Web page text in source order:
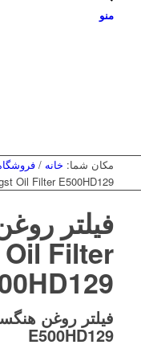
منو
مکان شما: خانه /
Oil Filter E500HD129
فیلتر
Filter
E500HD129